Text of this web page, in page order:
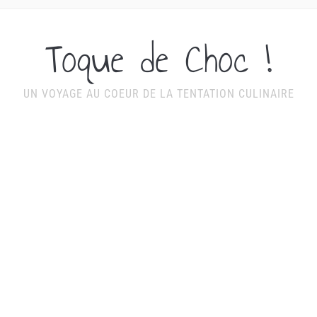
Toque de Choc !
UN VOYAGE AU COEUR DE LA TENTATION CULINAIRE